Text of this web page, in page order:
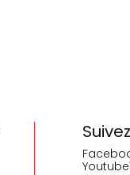
Youtube